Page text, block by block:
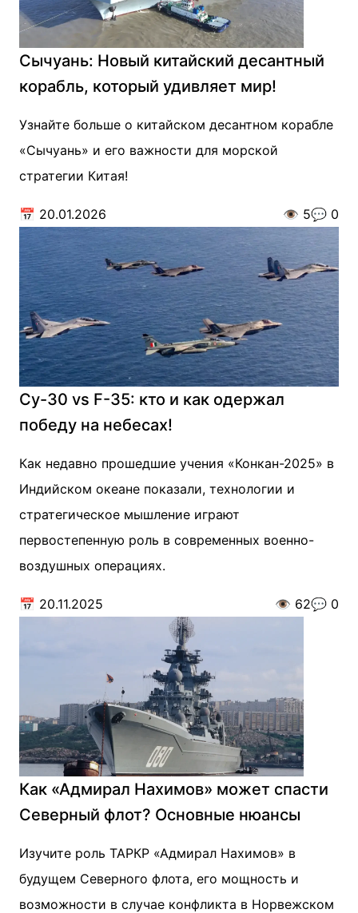
Сычуань: Новый китайский десантный
корабль, который удивляет мир!
Узнайте больше о китайском десантном корабле
«Сычуань» и его важности для морской
стратегии Китая!
📅 20.01.2026 👁️ 5💬 0
Су-30 vs F-35: кто и как одержал
победу на небесах!
Как недавно прошедшие учения «Конкан-2025» в
Индийском океане показали, технологии и
стратегическое мышление играют
первостепенную роль в современных военно-
воздушных операциях.
📅 20.11.2025 👁️ 62💬 0
Как «Адмирал Нахимов» может спасти
Северный флот? Основные нюансы
Изучите роль ТАРКР «Адмирал Нахимов» в
будущем Северного флота, его мощность и
возможности в случае конфликта в Норвежском